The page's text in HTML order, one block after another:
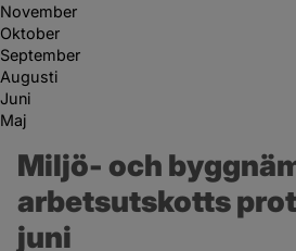
November
Oktober
September
Augusti
Juni
Maj
Miljö- och
arbetsutskotts
juni